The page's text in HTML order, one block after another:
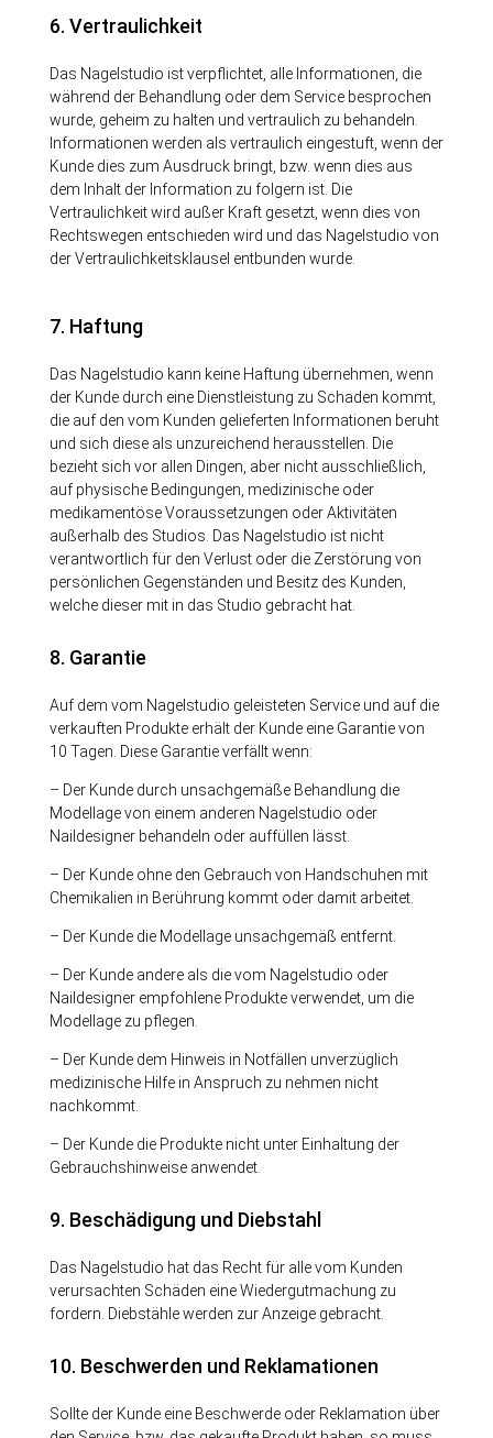
6. Vertraulichkeit
Das Nagelstudio ist verpflichtet, alle Informationen, die
während der Behandlung oder dem Service besprochen
wurde, geheim zu halten und vertraulich zu behandeln.
Informationen werden als vertraulich eingestuft, wenn der
Kunde dies zum Ausdruck bringt, bzw. wenn dies aus
dem Inhalt der Information zu folgern ist. Die
Vertraulichkeit wird außer Kraft gesetzt, wenn dies von
Rechtswegen entschieden wird und das Nagelstudio von
der Vertraulichkeitsklausel entbunden wurde.
7. Haftung
Das Nagelstudio kann keine Haftung übernehmen, wenn
der Kunde durch eine Dienstleistung zu Schaden kommt,
die auf den vom Kunden gelieferten Informationen beruht
und sich diese als unzureichend herausstellen. Die
bezieht sich vor allen Dingen, aber nicht ausschließlich,
auf physische Bedingungen, medizinische oder
medikamentöse Voraussetzungen oder Aktivitäten
außerhalb des Studios. Das Nagelstudio ist nicht
verantwortlich für den Verlust oder die Zerstörung von
persönlichen Gegenständen und Besitz des Kunden,
welche dieser mit in das Studio gebracht hat.
8. Garantie
Auf dem vom Nagelstudio geleisteten Service und auf die
verkauften Produkte erhält der Kunde eine Garantie von
10 Tagen. Diese Garantie verfällt wenn:
– Der Kunde durch unsachgemäße Behandlung die
Modellage von einem anderen Nagelstudio oder
Naildesigner behandeln oder auffüllen lässt.
– Der Kunde ohne den Gebrauch von Handschuhen mit
Chemikalien in Berührung kommt oder damit arbeitet.
– Der Kunde die Modellage unsachgemäß entfernt.
– Der Kunde andere als die vom Nagelstudio oder
Naildesigner empfohlene Produkte verwendet, um die
Modellage zu pflegen.
– Der Kunde dem Hinweis in Notfällen unverzüglich
medizinische Hilfe in Anspruch zu nehmen nicht
nachkommt.
– Der Kunde die Produkte nicht unter Einhaltung der
Gebrauchshinweise anwendet.
9. Beschädigung und Diebstahl
Das Nagelstudio hat das Recht für alle vom Kunden
verursachten Schäden eine Wiedergutmachung zu
fordern. Diebstähle werden zur Anzeige gebracht.
10. Beschwerden und Reklamationen
Sollte der Kunde eine Beschwerde oder Reklamation über